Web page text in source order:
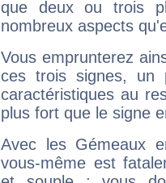
que deux ou trois
nombreux aspects
Vous emprunterez
ces trois signes, un
caractéristiques au
plus fort que le signe
Avec les Gémeaux
vous-même est